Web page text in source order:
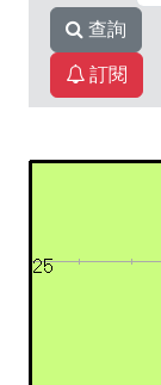
查詢
訂閱